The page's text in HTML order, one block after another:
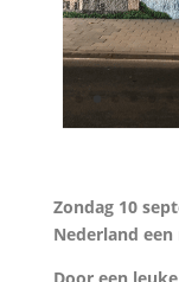
Zondag 10
Nederland